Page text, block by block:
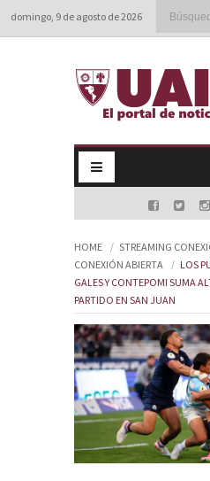
domingo, 9 de agosto de 2026
HOME
STREAMING
CONEXIÓN ABIERTA
LOS
GALES Y CONTEPOMI SUMA
PARTIDO EN SAN JUAN